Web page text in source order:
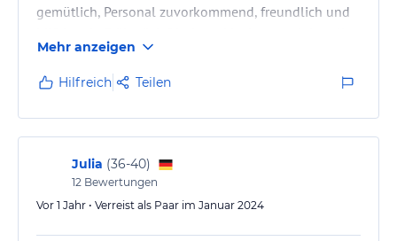
gemütlich, Personal zuvorkommend, freundlich und
für recht annehmbaren Preis. Als Tourist will man
nichts mehr :) also 100% Weiterempfehlung.
Mehr anzeigen
Hilfreich Teilen
Julia (36-40)
12 Bewertungen
Vor 1 Jahr • Verreist als Paar im Januar 2024